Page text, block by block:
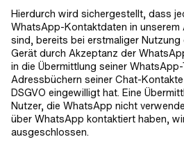
Hierdurch wird sichergestellt, dass
WhatsApp-Kontaktdaten in
sind, bereits bei erstmaliger
Gerät durch Akzeptanz der
in die Übermittlung seiner
Adressbüchern seiner Chat-
DSGVO eingewilligt hat. Eine
Nutzer, die WhatsApp nicht
über WhatsApp kontaktiert haben,
ausgeschlossen.